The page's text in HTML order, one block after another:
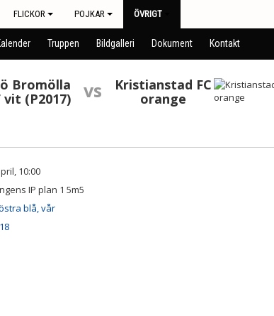
FLICKOR POJKAR ÖVRIGT
Truppen Bildgalleri Dokument Kontakt
Bromölla
vit (P2017)
vs
Kristianstad FC
orange
10:00
IP plan 1 5m5
blå, vår